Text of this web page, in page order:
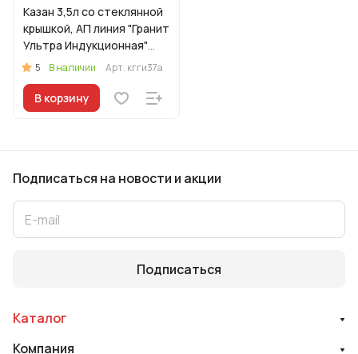
Казан 3,5л со стеклянной
крышкой, АП линия "Гранит
Ультра Индукционная"
(синий)
5 В наличии Арт. кгги37а
В корзину
Подписаться на новости и акции
Подписаться
Каталог
Компания